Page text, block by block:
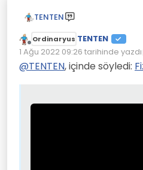
TENTEN
Çevrimdışı
Ordinaryus TENTEN
1 Ağu 2022 09:26 tarihinde yazdı
Son düzenleyen: TENTEN8 Oca
@TENTEN, içinde söyledi: